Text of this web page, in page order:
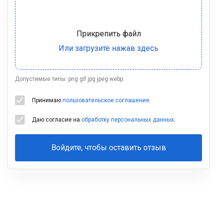
Допустимые типы: png gif jpg jpeg webp.
Принимаю пользовательское соглашение.
Даю согласие на обработку персональных данных.
Войдите, чтобы оставить отзыв
Ваша